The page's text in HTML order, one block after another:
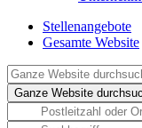
Stellenangebote
Gesamte Website